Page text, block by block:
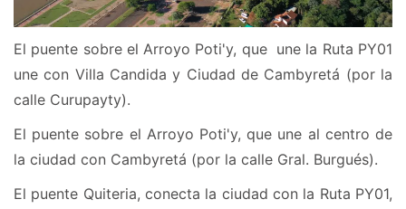
El puente sobre el Arroyo Poti'y, que une la Ruta PY01
une con Villa Candida y Ciudad de Cambyretá (por la
calle Curupayty).
El puente sobre el Arroyo Poti'y, que une al centro de
la ciudad con Cambyretá (por la calle Gral. Burgués).
El puente Quiteria, conecta la ciudad con la Ruta PY01,